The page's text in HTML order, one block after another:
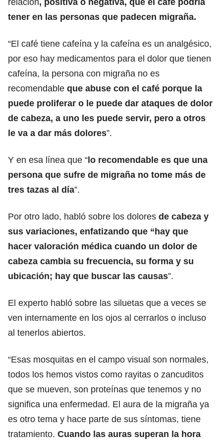
tener en las personas que padecen migraña.
“El café tiene cafeína y la cafeína es un analgésico,
por eso hay medicamentos para el dolor que tienen
cafeína, la persona con migraña no es
recomendable que abuse con el café porque la
puede proliferar o le puede dar ataques de dolor
de cabeza, a uno les puede servir, pero a otros
le va a dar más dolores”.
Y en esa línea que “lo recomendable es que una
persona que sufre de migraña no tome más de
tres tazas al día”.
Por otro lado, habló sobre los dolores de cabeza y
sus variaciones, enfatizando que “hay que
hacer valoración médica cuando un dolor de
cabeza cambia su frecuencia, su forma y su
ubicación; hay que buscar las causas”.
El experto habló sobre las siluetas que a veces se
ven internamente en los ojos al cerrarlos o incluso
al tenerlos abiertos.
“Esas mosquitas en el campo visual son normales,
todos los hemos vistos como rayitas o zancuditos
que se mueven, son proteínas que tenemos y no
significa una enfermedad. El aura de la migraña ya
es otro tema y hace parte de sus síntomas, tiene
tratamiento. Cuando las auras superan la hora